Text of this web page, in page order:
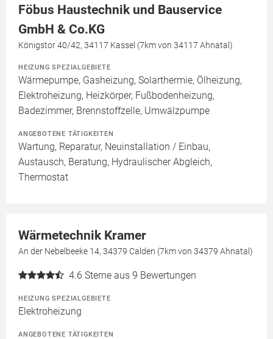
Föbus Haustechnik und Bauservice
GmbH & Co.KG
Königstor 40/42, 34117 Kassel (7km von 34117 Ahnatal)
HEIZUNG SPEZIALGEBIETE
Wärmepumpe, Gasheizung, Solarthermie, Ölheizung,
Elektroheizung, Heizkörper, Fußbodenheizung,
Badezimmer, Brennstoffzelle, Umwälzpumpe
ANGEBOTENE TÄTIGKEITEN
Wartung, Reparatur, Neuinstallation / Einbau,
Austausch, Beratung, Hydraulischer Abgleich,
Thermostat
Wärmetechnik Kramer
An der Nebelbeeke 14, 34379 Calden (7km von 34379 Ahnatal)
4.6 Sterne aus 9 Bewertungen
HEIZUNG SPEZIALGEBIETE
Elektroheizung
ANGEBOTENE TÄTIGKEITEN